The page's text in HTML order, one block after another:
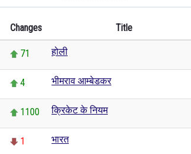
Changes Title
71 होली
4 भीमराव आम्बेडकर
1100 क्रिकेट के नियम
1 भारत